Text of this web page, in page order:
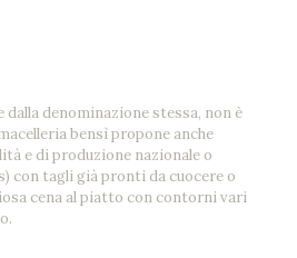
dalla denominazione stessa, non è
bensì propone anche
e di produzione nazionale o
con tagli già pronti da cuocere o
cena al piatto con contorni vari